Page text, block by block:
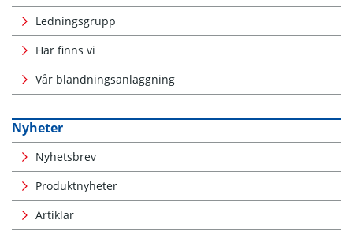
Ledningsgrupp
Här finns vi
Vår blandningsanläggning
Nyheter
Nyhetsbrev
Produktnyheter
Artiklar